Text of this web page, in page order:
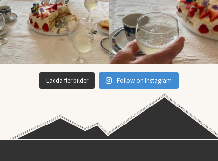
Ladda fler bilder Follow on Instagram